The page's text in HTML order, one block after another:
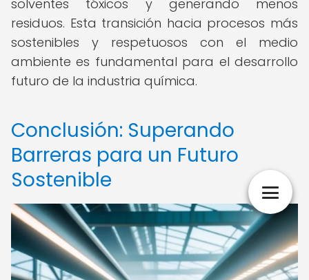
solventes tóxicos y generando menos
residuos. Esta transición hacia procesos más
sostenibles y respetuosos con el medio
ambiente es fundamental para el desarrollo
futuro de la industria química.
Conclusión: Superando
Barreras para un Futuro
Sostenible